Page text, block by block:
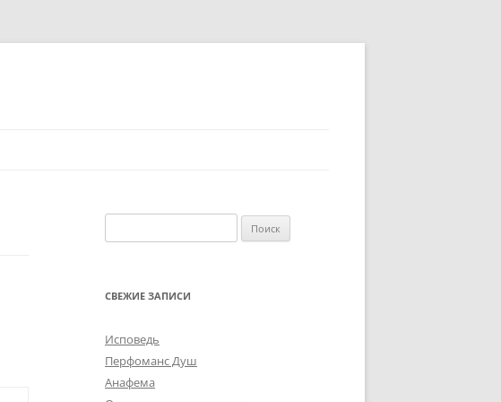
СВЕЖИЕ ЗАПИСИ
Исповедь
Перфоманс Душ
Анафема